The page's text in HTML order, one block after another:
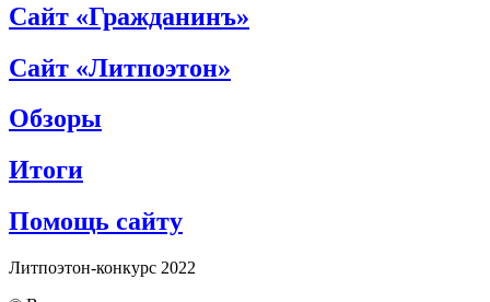
Сайт «Гражданинъ»
Сайт «Литпоэтон»
Обзоры
Итоги
Помощь сайту
Литпоэтон-конкурс 2022